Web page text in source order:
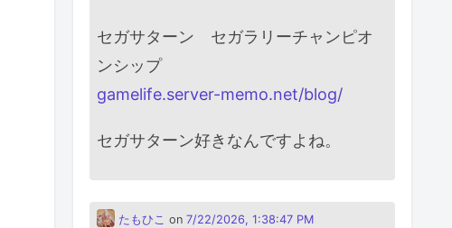
セガサターン セガラリーチャンピオ
ンシップ
gamelife.server-memo.net/blog/
セガサターン好きなんですよね。
たもひこ on 7/22/2026, 1:38:47 PM